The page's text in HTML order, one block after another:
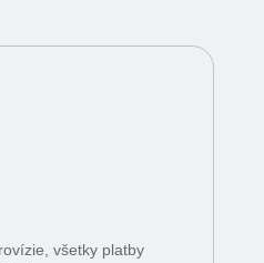
všetky platby